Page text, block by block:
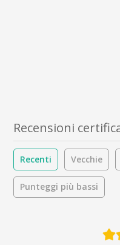
Recensioni
Recenti Vecchie
Punteggi più bassi